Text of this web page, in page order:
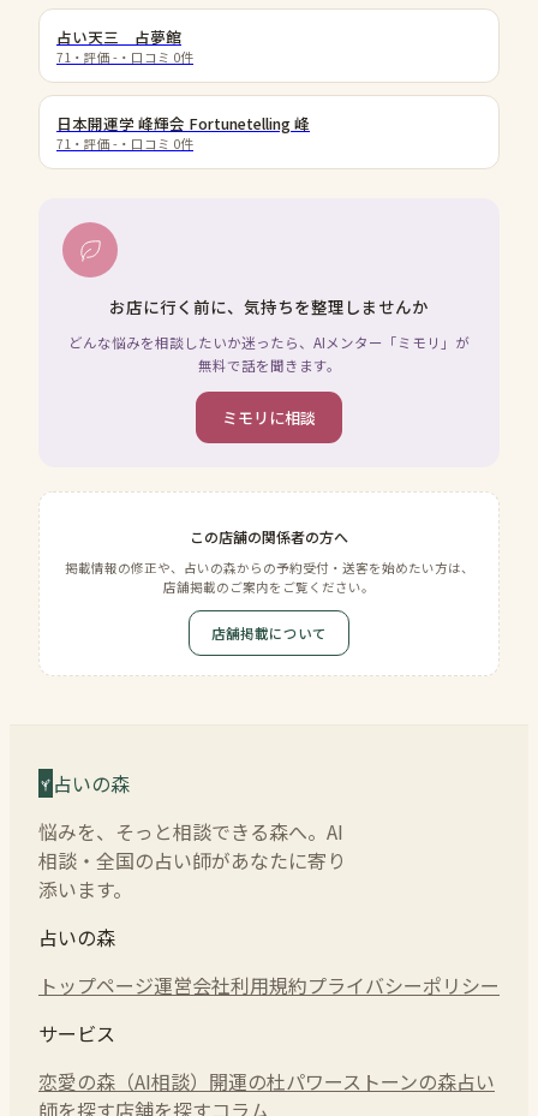
占い天三 占夢館
71 ・評価 - ・口コミ 0件
日本開運学 峰輝会 Fortunetelling 峰
71 ・評価 - ・口コミ 0件
お店に行く前に、気持ちを整理しませんか
どんな悩みを相談したいか迷ったら、AIメンター「ミモリ」が
無料で話を聞きます。
ミモリに相談
この店舗の関係者の方へ
掲載情報の修正や、占いの森からの予約受付・送客を始めたい方は、
店舗掲載のご案内をご覧ください。
店舗掲載について
占いの森
悩みを、そっと相談できる森へ。AI
相談・全国の占い師があなたに寄り
添います。
占いの森
トップページ運営会社利用規約プライバシーポリシー
サービス
恋愛の森（AI相談） 開運の杜パワーストーンの森占い
師を探す店舗を探すコラム